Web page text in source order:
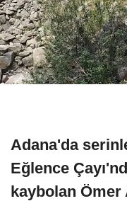
Adana'da
Eğlence
kaybolan